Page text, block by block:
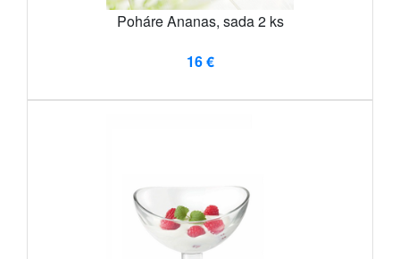
Poháre Ananas, sada 2 ks
16 €